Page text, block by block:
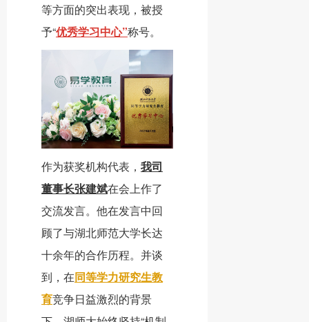
等方面的突出表现，被授
予“优秀学习中心”称号。
作为获奖机构代表， 我司
董事长张建斌在会上作了
交流发言。他在发言中回
顾了与湖北师范大学长达
十余年的合作历程。并谈
到，在同等学力研究生教
育竞争日益激烈的背景